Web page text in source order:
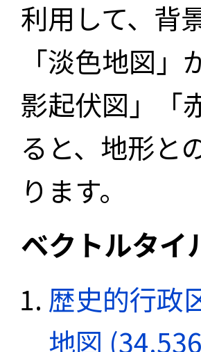
利用して、背
「淡色地図
影起伏図」「
ると、地形と
ります。
ベクトルタイ
歴史的行政
地図